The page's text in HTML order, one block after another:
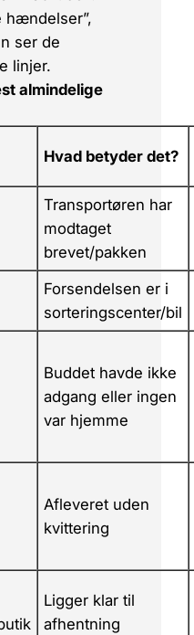
hændelser”,
ser de
linjer.
almindelige
Hvad betyder det?
Transportøren har
modtaget
brevet/pakken
Forsendelsen er i
sorteringscenter/bil
Buddet havde ikke
adgang eller ingen
var hjemme
Afleveret uden
kvittering
Ligger klar til
afhentning